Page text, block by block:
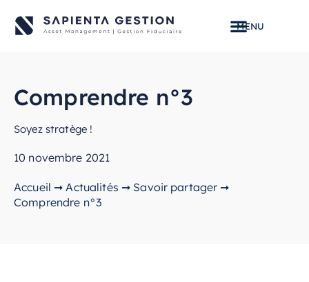
Comprendre n°3
Soyez stratège !
10 novembre 2021
Accueil ➞Actualités ➞ Savoir partager ➞
Comprendre n°3